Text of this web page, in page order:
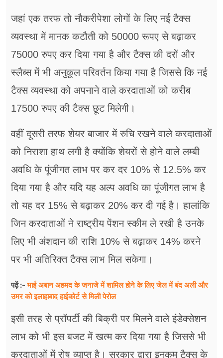
जहां एक तरफ तो नौकरीपेशा लोगों के लिए नई टैक्स
व्यवस्था में मानक कटौती को 50000 रूपए से बढ़ाकर
75000 रुपए कर दिया गया है और टैक्स की दरों और
स्लैब्स में भी अनुकूल परिवर्तन किया गया है जिससे कि नई
टैक्स व्यवस्था को अपनाने वाले करदाताओं को करीब
17500 रुपए की टैक्स छूट मिलेगी।
वहीं दूसरी तरफ शेयर बाजार में रुचि रखने वाले करदाताओं
को निराशा हाथ लगी है क्योंकि शेयरों से होने वाले लम्बी
अवधि के पूंजीगत लाभ पर कर दर 10% से 12.5% कर
दिया गया है और यदि यह अल्प अवधि का पूंजीगत लाभ है
तो यह दर 15% से बढ़ाकर 20% कर दी गई है। हालांकि
जिन करदाताओं ने राष्ट्रीय पेंशन स्कीम ले रखी है उनके
लिए भी अंशदान की राशि 10% से बढ़ाकर 14% करने
पर भी अतिरिक्त टैक्स लाभ मिल सकेगा।
पढ़ें :- भाई अबान अहमद के जनाजे में शामिल होने के लिए जेल में बंद अली और
उमर को इलाहाबाद हाईकोर्ट से मिली पेरोल
इसी तरह से प्रॉपर्टी की बिक्री पर मिलने वाले इंडेक्सेशन
लाभ को भी इस बजट में खत्म कर दिया गया है जिससे भी
करदाताओं में रोष व्याप्त है। सरकार द्वारा इनकम टैक्स के